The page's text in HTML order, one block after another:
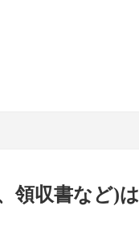
領収書など)は